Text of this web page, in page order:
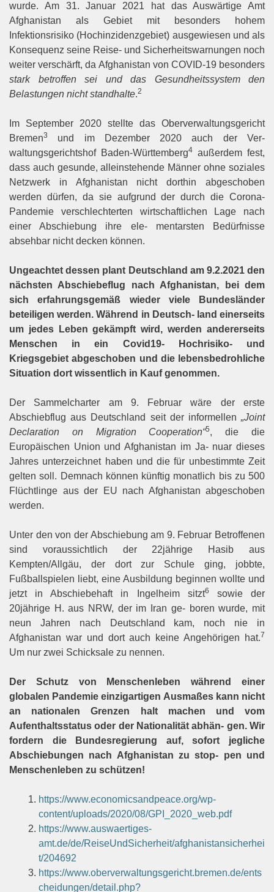
wurde. Am 31. Januar 2021 hat das Auswärtige Amt
Afghanistan als Gebiet mit besonders hohem
Infektionsrisiko (Hochinzidenzgebiet) ausgewiesen und als
Konsequenz seine Reise- und Sicherheitswarnungen noch
weiter verschärft, da Afghanistan von COVID-19 besonders
stark betroffen sei und das Gesundheitssystem den
Belastungen nicht standhalte.2
Im September 2020 stellte das Oberverwaltungsgericht
Bremen3
und im Dezember 2020 auch der Ver-
waltungsgerichtshof Baden-Württemberg4 außerdem fest,
dass auch gesunde, alleinstehende Männer ohne soziales
Netzwerk in Afghanistan nicht dorthin abgeschoben
werden dürfen, da sie aufgrund der durch die Corona-
Pandemie verschlechterten wirtschaftlichen Lage nach
einer Abschiebung ihre ele- mentarsten Bedürfnisse
absehbar nicht decken können.
Ungeachtet dessen plant Deutschland am 9.2.2021 den
nächsten Abschiebeflug nach Afghanistan, bei dem
sich erfahrungsgemäß wieder viele Bundesländer
beteiligen werden. Während in Deutsch- land einerseits
um jedes Leben gekämpft wird, werden andererseits
Menschen in ein Covid19- Hochrisiko- und
Kriegsgebiet abgeschoben und die lebensbedrohliche
Situation dort wissentlich in Kauf genommen.
Der Sammelcharter am 9. Februar wäre der erste
Abschiebflug aus Deutschland seit der informellen „Joint
Declaration on Migration Cooperation“5, die die
Europäischen Union und Afghanistan im Ja- nuar dieses
Jahres unterzeichnet haben und die für unbestimmte Zeit
gelten soll. Demnach können künftig monatlich bis zu 500
Flüchtlinge aus der EU nach Afghanistan abgeschoben
werden.
Unter den von der Abschiebung am 9. Februar Betroffenen
sind voraussichtlich der 22jährige Hasib aus
Kempten/Allgäu, der dort zur Schule ging, jobbte,
Fußballspielen liebt, eine Ausbildung beginnen wollte und
jetzt in Abschiebehaft in Ingelheim sitzt6
sowie der
20jährige H. aus NRW, der im Iran ge- boren wurde, mit
neun Jahren nach Deutschland kam, noch nie in
Afghanistan war und dort auch keine Angehörigen hat.7
Um nur zwei Schicksale zu nennen.
Der Schutz von Menschenleben während einer
globalen Pandemie einzigartigen Ausmaßes kann nicht
an nationalen Grenzen halt machen und vom
Aufenthaltsstatus oder der Nationalität abhän- gen. Wir
fordern die Bundesregierung auf, sofort jegliche
Abschiebungen nach Afghanistan zu stop- pen und
Menschenleben zu schützen!
https://www.economicsandpeace.org/wp-
content/uploads/2020/08/GPI_2020_web.pdf
https://www.auswaertiges-
amt.de/de/ReiseUndSicherheit/afghanistansicherhei
t/204692
https://www.oberverwaltungsgericht.bremen.de/ents
cheidungen/detail.php?